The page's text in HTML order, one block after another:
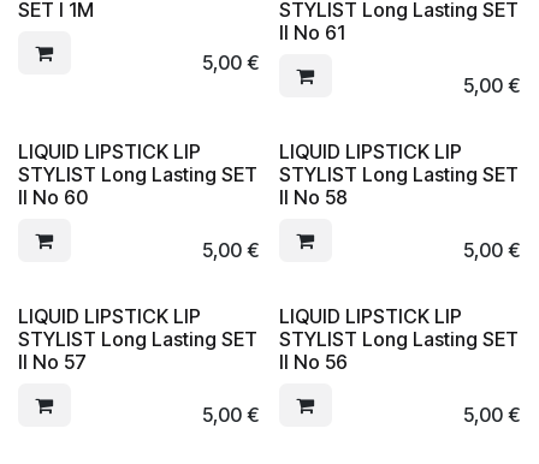
SET I 1M
5,00€
STYLIST Long Lasting SET
II No 61
5,00€
LIQUID LIPSTICK LIP
STYLIST Long Lasting SET
II No 60
5,00€
LIQUID LIPSTICK LIP
STYLIST Long Lasting SET
II No 58
5,00€
LIQUID LIPSTICK LIP
STYLIST Long Lasting SET
II No 57
5,00€
LIQUID LIPSTICK LIP
STYLIST Long Lasting SET
II No 56
5,00€